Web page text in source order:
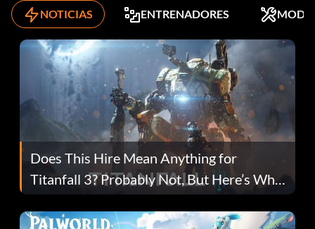
NOTICIAS ENTRENADORES MODS
Does This Hire Mean Anything for
Titanfall 3? Probably Not, But Here’s Why
Fans Are Hopeful